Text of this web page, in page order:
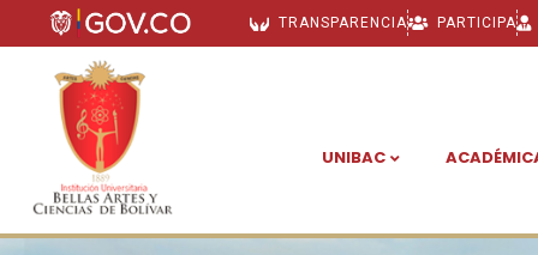
TRANSPARENCIA PARTICIPA
UNIBAC